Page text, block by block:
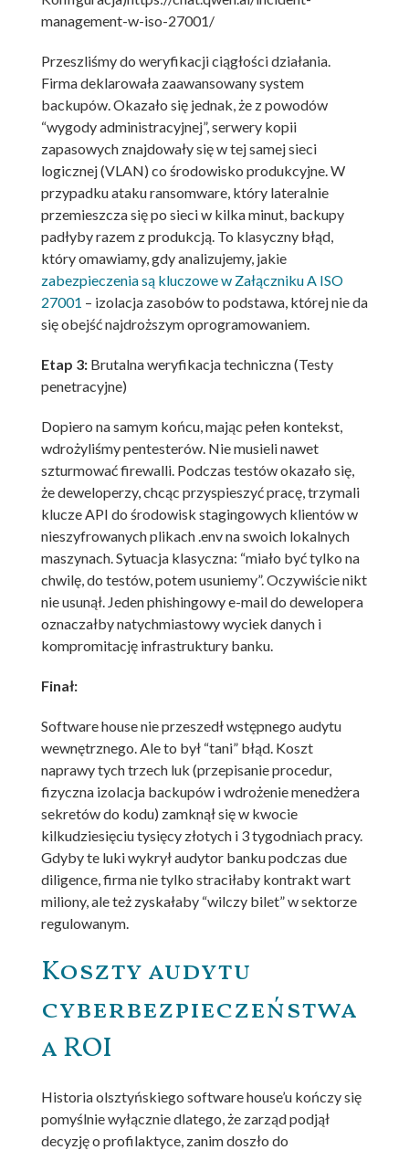
management-w-iso-27001/
Przeszliśmy do weryfikacji ciągłości działania.
Firma deklarowała zaawansowany system
backupów. Okazało się jednak, że z powodów
“wygody administracyjnej”, serwery kopii
zapasowych znajdowały się w tej samej sieci
logicznej (VLAN) co środowisko produkcyjne. W
przypadku ataku ransomware, który lateralnie
przemieszcza się po sieci w kilka minut, backupy
padłyby razem z produkcją. To klasyczny błąd,
który omawiamy, gdy analizujemy, jakie
zabezpieczenia są kluczowe w Załączniku A ISO
27001 – izolacja zasobów to podstawa, której nie da
się obejść najdroższym oprogramowaniem.
Etap 3: Brutalna weryfikacja techniczna (Testy
penetracyjne)
Dopiero na samym końcu, mając pełen kontekst,
wdrożyliśmy pentesterów. Nie musieli nawet
szturmować firewalli. Podczas testów okazało się,
że deweloperzy, chcąc przyspieszyć pracę, trzymali
klucze API do środowisk stagingowych klientów w
nieszyfrowanych plikach .env na swoich lokalnych
maszynach. Sytuacja klasyczna: “miało być tylko na
chwilę, do testów, potem usuniemy”. Oczywiście nikt
nie usunął. Jeden phishingowy e-mail do dewelopera
oznaczałby natychmiastowy wyciek danych i
kompromitację infrastruktury banku.
Finał:
Software house nie przeszedł wstępnego audytu
wewnętrznego. Ale to był “tani” błąd. Koszt
naprawy tych trzech luk (przepisanie procedur,
fizyczna izolacja backupów i wdrożenie menedżera
sekretów do kodu) zamknął się w kwocie
kilkudziesięciu tysięcy złotych i 3 tygodniach pracy.
Gdyby te luki wykrył audytor banku podczas due
diligence, firma nie tylko straciłaby kontrakt wart
miliony, ale też zyskałaby “wilczy bilet” w sektorze
regulowanym.
Koszty audytu
cyberbezpieczeństwa
a ROI
Historia olsztyńskiego software house’u kończy się
pomyślnie wyłącznie dlatego, że zarząd podjął
decyzję o profilaktyce, zanim doszło do